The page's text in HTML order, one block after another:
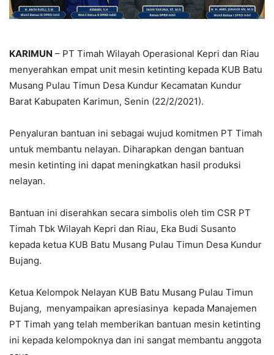
KARIMUN – PT Timah Wilayah Operasional Kepri dan Riau
menyerahkan empat unit mesin ketinting kepada KUB Batu
Musang Pulau Timun Desa Kundur Kecamatan Kundur
Barat Kabupaten Karimun, Senin (22/2/2021).
Penyaluran bantuan ini sebagai wujud komitmen PT Timah
untuk membantu nelayan. Diharapkan dengan bantuan
mesin ketinting ini dapat meningkatkan hasil produksi
nelayan.
Bantuan ini diserahkan secara simbolis oleh tim CSR PT
Timah Tbk Wilayah Kepri dan Riau, Eka Budi Susanto
kepada ketua KUB Batu Musang Pulau Timun Desa Kundur
Bujang.
Ketua Kelompok Nelayan KUB Batu Musang Pulau Timun
Bujang, menyampaikan apresiasinya kepada Manajemen
PT Timah yang telah memberikan bantuan mesin ketinting
ini kepada kelompoknya dan ini sangat membantu anggota